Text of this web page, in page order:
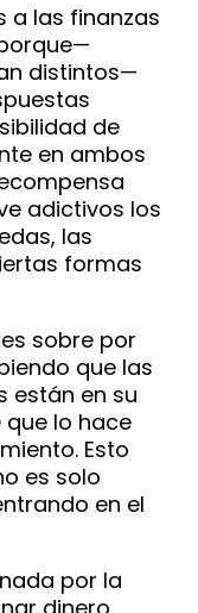
a las finanzas
distintos—
de
en ambos
adictivos los
las
formas
sobre por
que las
están en su
lo hace
Esto
es solo
en el
por la